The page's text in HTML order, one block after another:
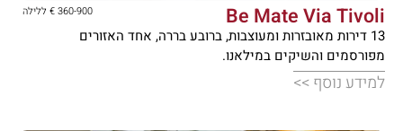
Be Mate Via Tivoli 360-900 € ללילה
13 דירות מאובזרות ומעוצבות, ברובע בררה, אחד האזורים
מפורסמים והשיקים במילאנו.
למידע נוסף >>